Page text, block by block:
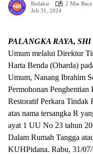
Redaksi
2 Min Baca
Juli 31, 2024
PALANGKA RAYA, SHI
Umum melalui Direktur
Harta Benda (Oharda)
Umum, Nanang Ibrahim
Permohonan Penghentian
Restoratif Perkara Tindak
atas nama tersangka R
ayat 1 UU No 23 tahun
Dalam Rumah Tangga
KUHPidana. Rabu, 31/